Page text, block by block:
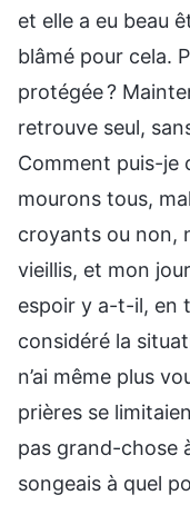
et elle a eu beau
blâmé pour cela.
protégée ?
retrouve seul,
Comment puis-je
mourons tous,
croyants ou non,
vieillis, et mon
espoir y a-t-il, en
considéré la
n’ai même plus
prières se
pas grand-chose
songeais à quel